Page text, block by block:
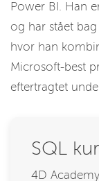
Power BI. Han
og har stået
hvor han
Microsoft-best
eftertragtet
SQL
4D